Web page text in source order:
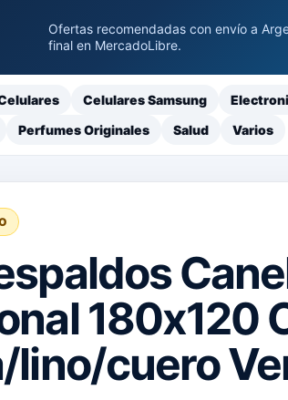
Ofertas recomendadas con envío a
final en MercadoLibre.
Celulares Samsung
Perfumes Originales Salud Varios
180x120
lino/cuero